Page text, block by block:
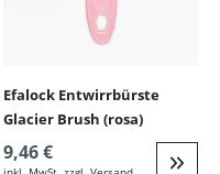
Efalock Entwirrbürste
Glacier Brush (rosa)
9,46 €